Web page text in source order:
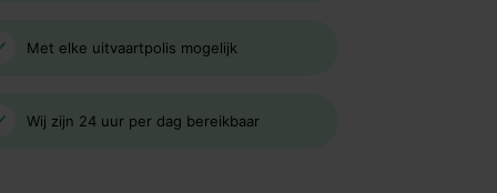
Met elke uitvaartpolis mogelijk
Wij zijn 24 uur per dag bereikbaar